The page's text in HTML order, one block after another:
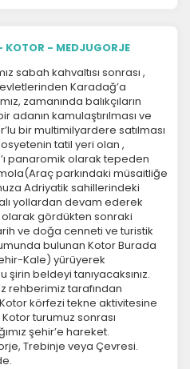
- MEDJUGORJE
sabah kahvaltısı sonrası ,
Karadağ’a
zamanında balıkçıların
adanın kamulaştırılması ve
bir multimilyardere satılması
tatil yeri olan ,
panaromik olarak tepeden
parkındaki müsaitliğe
Adriyatik sahillerindeki
yollardan devam ederek
olarak gördükten sonraki
ve doğa cenneti ve turistik
bulunan Kotor Burada
Kale) yürüyerek
şirin beldeyi tanıyacaksınız.
rehberimiz tarafından
körfezi tekne aktivitesine
turumuz sonrası
şehir’e hareket.
Trebinje veya Çevresi.